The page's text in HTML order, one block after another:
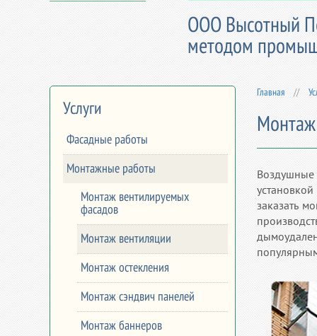
ООО Высотный
методом
Услуги
Фасадные работы
Монтажные работы
Монтаж вентилируемых
фасадов
Монтаж вентиляции
Монтаж остекления
Монтаж сэндвич панелей
Монтаж баннеров
Главная //
Воздушные
заказать